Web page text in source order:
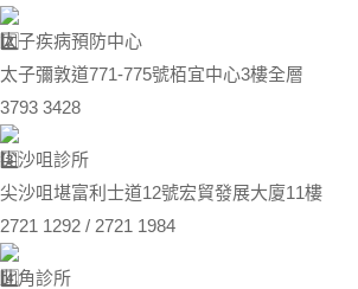
太子疾病預防中心
太子彌敦道771-775號栢宜中心3樓全層
3793 3428
尖沙咀診所
尖沙咀堪富利士道12號宏貿發展大廈11樓
2721 1292 / 2721 1984
北角診所